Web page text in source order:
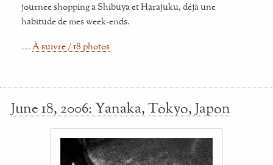
journee shopping a Shibuya et Harajuku, déjà une
habitude de mes week-ends.
… À suivre / 18 photos
June 18, 2006: Yanaka, Tokyo, Japon